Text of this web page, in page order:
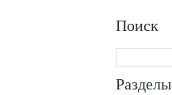
Поиск
Разделы